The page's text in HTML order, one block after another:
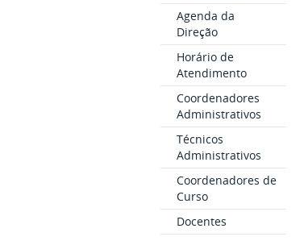
Agenda da
Direção
Horário de
Atendimento
Coordenadores
Administrativos
Técnicos
Administrativos
Coordenadores de
Curso
Docentes